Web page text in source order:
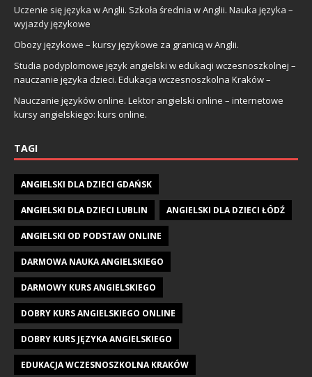
Uczenie się języka w Anglii. Szkoła średnia w Anglii. Nauka języka –
wyjazdy językowe
Obozy językowe – kursy językowe za granicą w Anglii.
Studia podyplomowe język angielski w edukacji wczesnoszkolnej –
nauczanie języka dzieci. Edukacja wczesnoszkolna Kraków –
Nauczanie języków online. Lektor angielski online – internetowe
kursy angielskiego: kurs online.
TAGI
ANGIELSKI DLA DZIECI GDAŃSK
ANGIELSKI DLA DZIECI LUBLIN ANGIELSKI DLA DZIECI ŁÓDŹ
ANGIELSKI OD PODSTAW ONLINE
DARMOWA NAUKA ANGIELSKIEGO
DARMOWY KURS ANGIELSKIEGO
DOBRY KURS ANGIELSKIEGO ONLINE
DOBRY KURS JĘZYKA ANGIELSKIEGO
EDUKACJA WCZESNOSZKOLNA KRAKÓW